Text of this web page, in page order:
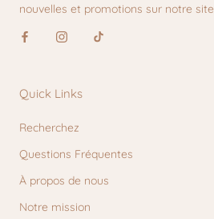
nouvelles et promotions sur notre site
Quick Links
Recherchez
Questions Fréquentes
À propos de nous
Notre mission